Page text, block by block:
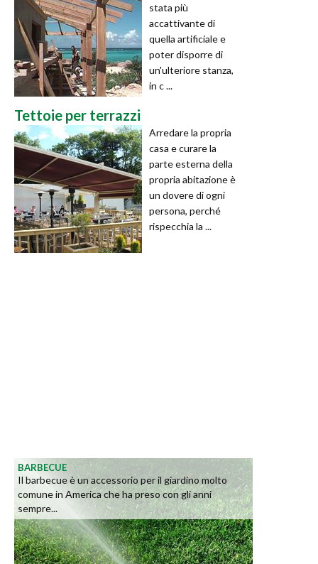
stata più
accattivante di
quella artificiale e
poter disporre di
un'ulteriore stanza,
in c ...
Tettoie per terrazzi
Arredare la propria
casa e curare la
parte esterna della
propria abitazione è
un dovere di ogni
persona, perché
rispecchia la ...
BARBECUE
Il barbecue è un accessorio per il giardino molto
comune in America che ha preso con gli anni
sempre...